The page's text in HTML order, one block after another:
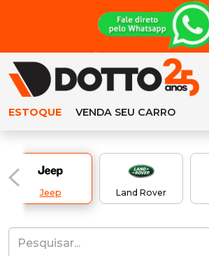
ESTOQUE VENDA SEU CARRO
Jeep Land Rover